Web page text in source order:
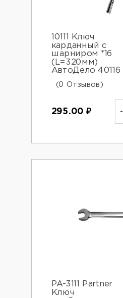
10111 Ключ
карданный с
шарниром *16
(L=320мм)
АвтоДело 40116
(0 Отзывов)
295.00 ₽ -
PA-3111 Partner
Ключ